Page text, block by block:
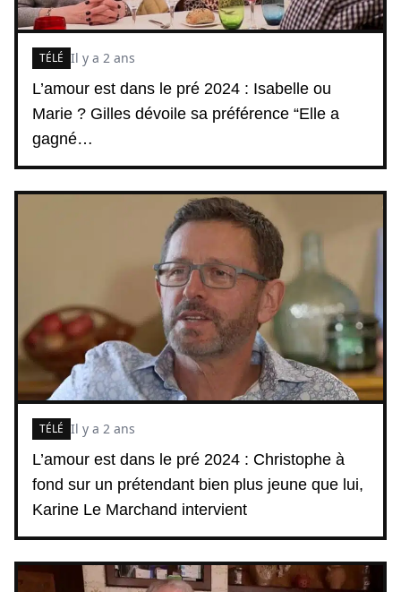
L’amour est dans le pré 2024 : Isabelle ou
Marie ? Gilles dévoile sa préférence “Elle a
gagné…
TÉLÉ Il y a 2 ans
L’amour est dans le pré 2024 : Christophe à
fond sur un prétendant bien plus jeune que lui,
Karine Le Marchand intervient
TÉLÉ Il y a 2 ans